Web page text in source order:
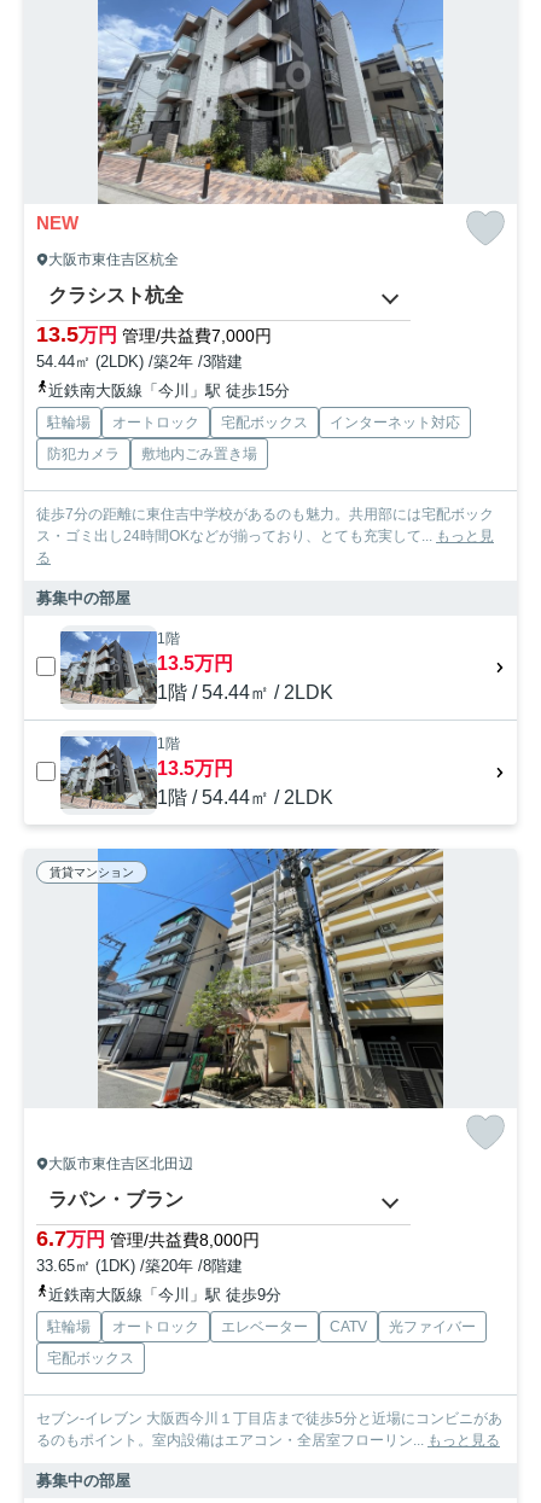
NEW
大阪市東住吉区杭全
クラシスト杭全
13.5万円 管理/共益費7,000円
54.44㎡ (2LDK) /築2年 /3階建
近鉄南大阪線「今川」駅 徒歩15分
駐輪場 オートロック 宅配ボックス
インターネット対応
防犯カメラ
敷地内ごみ置き場
徒歩7分の距離に東住吉中学校があるのも魅力。共用部には宅配ボック
ス・ゴミ出し24時間OKなどが揃っており、とても充実して...
もっと見
る
募集中の部屋
1階
13.5万円
1階 / 54.44㎡ / 2LDK
1階
13.5万円
1階 / 54.44㎡ / 2LDK
賃貸マンション
大阪市東住吉区北田辺
ラパン・ブラン
6.7万円 管理/共益費8,000円
33.65㎡ (1DK) /築20年 /8階建
近鉄南大阪線「今川」駅 徒歩9分
駐輪場 オートロック エレベーター CATV
光ファイバー
宅配ボックス
セブン-イレブン 大阪西今川１丁目店まで徒歩5分と近場にコンビニがあ
るのもポイント。室内設備はエアコン・全居室フローリン...
もっと見る
募集中の部屋